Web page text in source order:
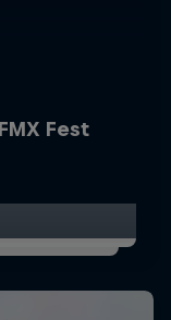
Fest